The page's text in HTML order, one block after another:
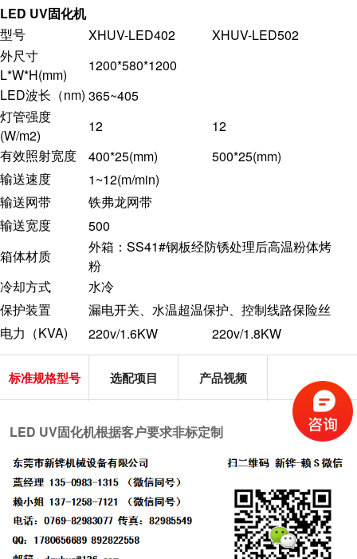
LED UV固化机
型号
XHUV-LED402
XHUV-LED502
外尺寸
L*W*H(mm)
1200*580*1200
LED波长（nm) 365~405
灯管强度
(W/m2)
12
12
有效照射宽度
400*25(mm)
500*25(mm)
输送速度
1~12(m/min)
输送网带
铁弗龙网带
输送宽度
500
箱体材质
外箱：SS41#钢板经防锈处理后高温粉体烤
粉
冷却方式
水冷
保护装置
漏电开关、水温超温保护、控制线路保险丝
电力（KVA)
220v/1.6KW 220v/1.8KW
标准规格型号 选配项目 产品视频
LED UV固化机根据客户要求非标定制